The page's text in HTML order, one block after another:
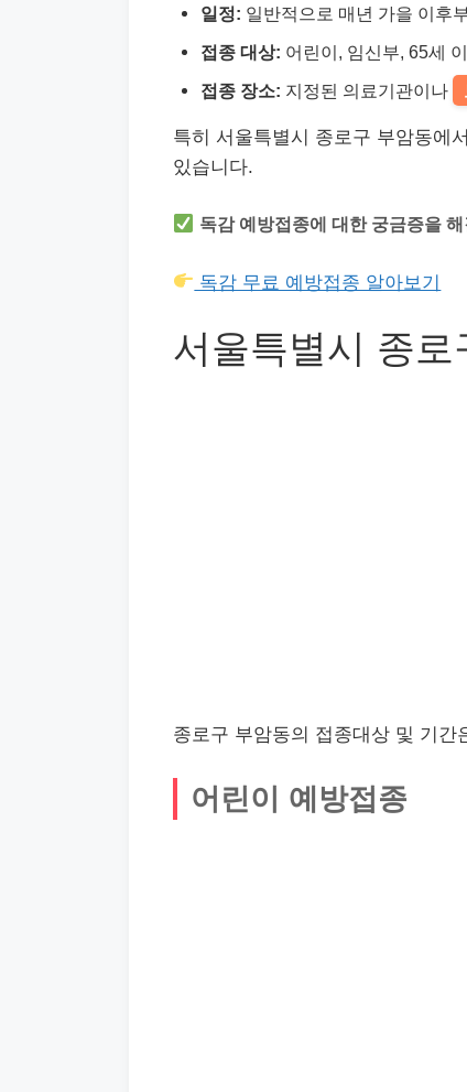
일정: 일반적으로 매년 가을 이후
접종 대상: 어린이, 임신부, 65세
접종 장소: 지정된 의료기관이나
특히 서울특별시 종로구 부암동에
있습니다.
독감 예방접종에 대한 궁금증을
독감 무료 예방접종 알아보기
서울특별시 종로
종로구 부암동의 접종대상 및 기간
어린이 예방접종